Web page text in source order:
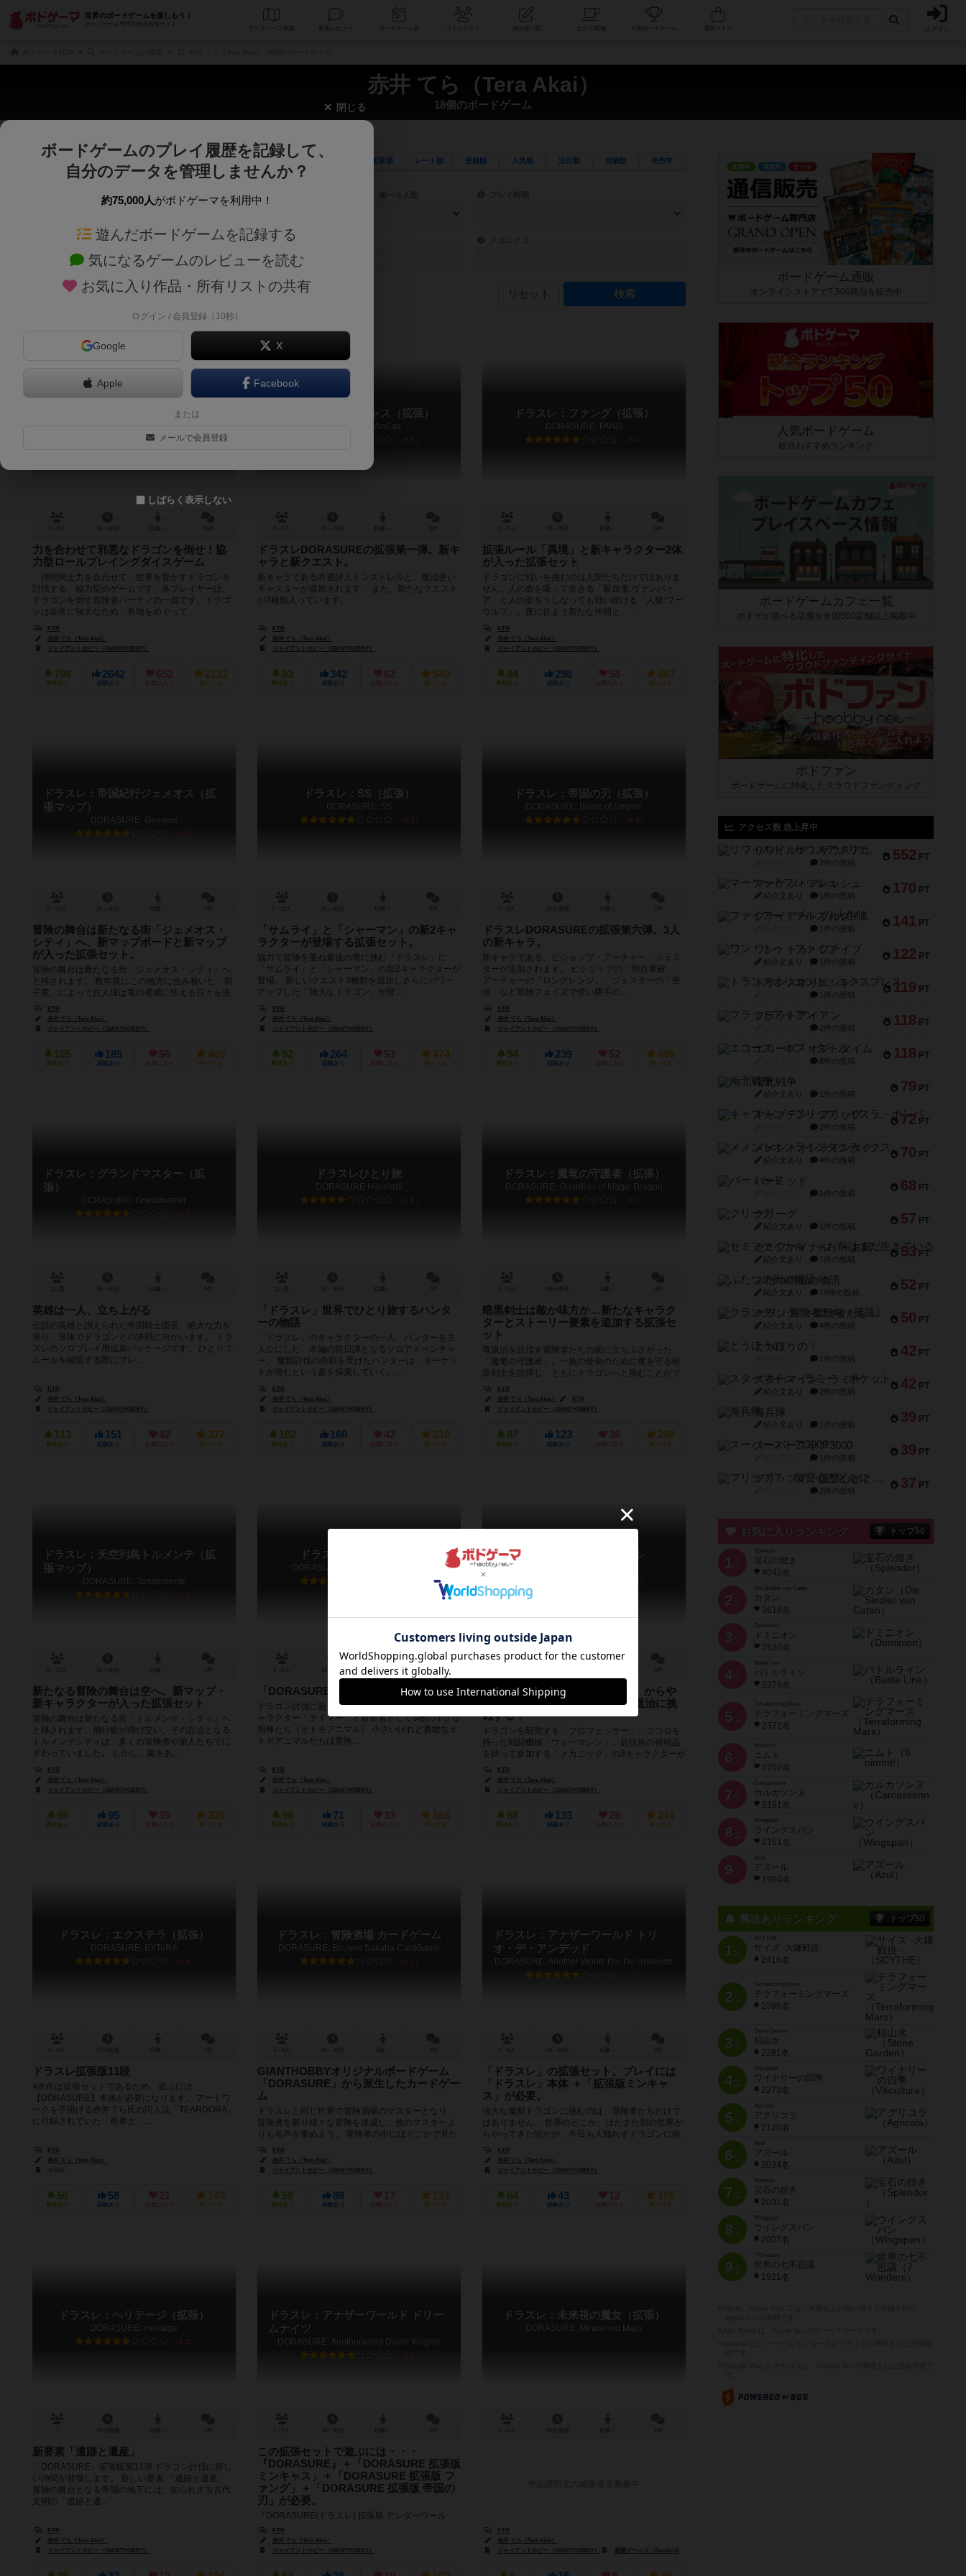
世界のボードゲームを楽しもう！
ボードゲーム専門の総合情報サイト
データベース コミュニティ 人気ボードゲーム ログイン
赤井 てら（Tera Akai）
18個のボードゲーム
じっくり表示 更新順 レート順 登録順 人気順 注目順 投稿数 発売年
商品名、商品説明文、デザイナー名、テーマ名、メカニクス名を対象にフリーワード検索ができます。
ゲームデザイナー名を指定して検索できます。
ゲームデザイナー 目安となる所要時間を指定することができます。マニュアルを読む時間や参加者へのルール説明時間は含まれていないため、初めて
対象年齢を指定します。 世界観や登場人物などモチーフ・ストーリーを指定することができます。直感的にゲームシステムを理解できるよう、中世ファンタジー・クッキング・海賊同士の対決など、ゲームコンセプトを絞
テーマ/フレーバー ゲーム性を構成するコアシステムです。主にボードゲームに慣れている方向けの絞込機能です。例えば「ダイスロール」はランダ
リセット
6.5
力を合わせて邪悪なドラゴンを倒せ！協
力型ロールプレイングダイスゲーム
仲間同士力を合わせて、世界を脅かすドラゴンを
討伐する、協力型のゲームです。各プレイヤーは、
ドラゴンを倒す冒険者パーティの一員です。ドラゴ
ンは非常に強大なため、各地をめぐって...
KTR
赤井 てら（Tera Akai）
ジャイアントホビー（GIANTHOBBY）
799
興味あり
2642
経験あり
652
お気に入り
2132
持ってる
ドラスレ：ミンキャス（拡張）
DORASURE: MinCas
6.4
ドラスレDORASUREの拡張第一弾。新キ
ャラと新クエスト。
新キャラである吟遊詩人ミンストレルと、魔法使い
キャスターが追加されます。 また、新たなクエスト
が3種類入っています。
KTR
赤井 てら（Tera Akai）
ジャイアントホビー（GIANTHOBBY）
93
興味あり
342
経験あり
62
お気に入り
540
持ってる
ドラスレ：ファング（拡張）
DORASURE: FANG
6.4
拡張ルール「異境」と新キャラクター2体
が入った拡張セット
ドラゴンに戦いを挑むのは人間たちだけではありま
せん。人の命を吸って生きる「吸血鬼:ヴァンパイ
ア」と人の姿をうしなっても戦い続ける「人狼:ワー
ウルフ」。夜に住まう新たな仲間と、...
KTR
赤井 てら（Tera Akai）
ジャイアントホビー（GIANTHOBBY）
94
興味あり
298
経験あり
58
お気に入り
497
持ってる
ドラスレ：帝国紀行ジェメオス（拡
張マップ）
DORASURE: Gemeos
6.5
冒険の舞台は新たなる街「ジェメオス・
シティ」へ、新マップボードと新マップ
が入った拡張セット。
冒険の舞台は新たなる街「ジェメオス・シティ」へ
と移されます。 数年前にこの地方に住み着いた「双
子竜」によって住人達は竜の脅威に怯える日々を送
っています。 凶悪な兄竜と狡猾...
KTR
赤井 てら（Tera Akai）
ジャイアントホビー（GIANTHOBBY）
105
興味あり
185
経験あり
56
お気に入り
409
持ってる
ドラスレ：SS（拡張）
DORASURE: SS
6.3
「サムライ」と「シャーマン」の新2キャ
ラクターが登場する拡張セット。
協力で冒険を重ね最後の竜に挑む『ドラスレ』に
「サムライ」と「シャーマン」の新2キャラクターが
登場。 新しいクエスト3種類を追加しさらにパワー
アップした「強大なドラゴン」が登...
KTR
赤井 てら（Tera Akai）
ジャイアントホビー（GIANTHOBBY）
92
興味あり
264
経験あり
53
お気に入り
474
持ってる
ドラスレ：帝国の刃（拡張）
DORASURE: Blade of Empire
6.5
ドラスレDORASUREの拡張第六弾。3人
の新キャラ。
新キャラである、ビショップ・アーチャー・ジェス
ターが追加されます。 ビショップの「弱点看破」、
アーチャーの「ロングレンジ」、ジェスターの「密
偵」など冒険フェイズで使い勝手の...
KTR
赤井 てら（Tera Akai）
ジャイアントホビー（GIANTHOBBY）
94
興味あり
239
経験あり
52
お気に入り
409
持ってる
ドラスレ：グランドマスター（拡
張）
DORASURE: Grandmaster
6.1
英雄は一人、立ち上がる
伝説の英雄と讃えられた帝国騎士団長、絶大な力を
操り、単体でドラゴンとの決戦に向かいます。 ドラ
スレのソロプレイ用追加パッケージです。 ひとりで
ルールを確認する際にプレ...
KTR
赤井 てら（Tera Akai）
ジャイアントホビー（GIANTHOBBY）
113
興味あり
151
経験あり
42
お気に入り
372
持ってる
ドラスレひとり旅
DORASURE Hitoritabi
5.9
「ドラスレ」世界でひとり旅するハンタ
ーの物語
「ドラスレ」のキャラクターの一人、ハンターを主
人公にした、本編の前日譚となるソロアドベンチャ
ー。 魔獣討伐の依頼を受けたハンターは、ターゲッ
トが潜むという森を探索していく。...
KTR
赤井 てら（Tera Akai）
ジャイアントホビー（GIANTHOBBY）
192
興味あり
160
経験あり
42
お気に入り
310
持ってる
ドラスレ：魔竜の守護者（拡張）
DORASURE: Guardian of Magic Dragon
6.5
暗黒剣士は敵か味方か…新たなキャラク
ターとストーリー要素を追加する拡張セ
ット
竜退治を目指す冒険者たちの前に立ちふさがった
「魔竜の守護者」。一族の使命のために竜を守る暗
黒剣士を説得し、ともにドラゴンへと挑むことがで
きるでしょうか。「魔竜の守護者」として...
KTR
赤井 てら（Tera Akai）
KTR
ジャイアントホビー（GIANTHOBBY）
87
興味あり
123
経験あり
36
お気に入り
289
持ってる
ドラスレ：天空列島トルメンテ（拡
張マップ）
DORASURE: Torutemente
6.4
新たなる冒険の舞台は空へ。新マップ・
新キャラクターが入った拡張セット
冒険の舞台は新たなる街「トルメンテ・シティ」へ
と移されます。飛行艇が飛び交い、その起点となる
トルメンテシティは、多くの冒険者や旅人たちでに
ぎわっていました。 しかし、嵐をあ...
KTR
赤井 てら（Tera Akai）
ジャイアントホビー（GIANTHOBBY）
98
興味あり
95
経験あり
35
お気に入り
228
持ってる
ドラスレ：小さな大冒険
DORASURE: Chiisana Daibouken
30分前後 10歳～ 5件
「DORASURE」拡張版第10弾
ドラゴン討伐に新しい冒険者が登場します。 追加キ
ャラクター「テイマー」と新要素として3種の小さな
相棒たち（オトモアニマル） 小さいけれど勇敢なオ
トモアニマルたちは冒険...
KTR
赤井 てら（Tera Akai）
ジャイアントホビー（GIANTHOBBY）
98
興味あり
71
経験あり
33
お気に入り
165
持ってる
ドラスレ：ユグドラシル
6.4
超技術研究機関「ユグドラシル」からや
って来た、2人と1機がドラゴン退治に挑
戦する！
ドラゴンを研究する「プロフェッサー」、ココロを
持った戦闘機械「ウォーマシン」、超技術の発明品
を持って参加する「メカニック」の3キャラクターが
追加されます。 特筆すべきはプロ...
KTR
赤井 てら（Tera Akai）
ジャイアントホビー（GIANTHOBBY）
88
興味あり
133
経験あり
28
お気に入り
241
持ってる
ドラスレ：エクステラ（拡張）
DORASURE: EXTeRA
6.5
ドラスレ拡張版11段
※本作は拡張セットであるため、遊ぶには
【DORASURE】本体が必要になります。 アートワ
ークを手掛ける赤井てら氏の同人誌「TEARDORA」
に付録されていた「竜拳士」...
KTR
赤井 てら（Tera Akai）
50
興味あり
58
経験あり
21
お気に入り
149
持ってる
ドラスレ：冒険酒場 カードゲーム
DORASURE: Bouken Sakaba CardGame
6.1
GIANTHOBBYオリジナルボードゲーム
「DORASURE」から派生したカードゲー
ム
ドラスレと同じ世界で冒険酒場のマスターとなり、
冒険者を募り様々な冒険を達成し、他のマスターよ
りも名声を集めよう。 冒険者の中にはどこかで見た
ようなキャラたちも？
KTR
赤井 てら（Tera Akai）
ジャイアントホビー（GIANTHOBBY）
58
興味あり
89
経験あり
17
お気に入り
131
持ってる
ドラスレ：アナザーワールド トリ
オ・デ・アンデッド
DORASURE: Another World Trio De Undeads
6.2
「ドラスレ」の拡張セット。プレイには
「ドラスレ」本体 ＋「拡張版ミンキャ
ス」が必要。
強大な魔獣ドラゴンに挑むのは、冒険者たちだけで
はありません。 世界のどこか、はたまた別の世界か
らやってきた誰かが、今日も人知れずドラゴンに挑
んでいるかもしれないのです。 ...
KTR
赤井 てら（Tera Akai）
ジャイアントホビー（GIANTHOBBY）
64
興味あり
43
経験あり
12
お気に入り
105
持ってる
ドラスレ：ヘリテージ（拡張）
DORASURE: Heritage
6.5
新要素「遺跡と遺産」
「DORASURE」拡張版第11弾 ドラゴン討伐に新し
い仲間が登場します。 新しい要素 「遺跡と遺産」
冒険の舞台となる帝国の地下には、知られざる古代
文明の「遺跡と遺...
KTR
赤井 てら（Tera Akai）
ジャイアントホビー（GIANTHOBBY）
ドラスレ：アナザーワールド ドリー
ムナイツ
DORASURE: Anotherworld Deam Knights
6.2
この拡張セットで遊ぶには・・・
『DORASURE』＋「DORASURE 拡張版
ミンキャス」＋「DORASURE 拡張版 フ
ァング」＋「DORASURE 拡張版 帝国の
刃」が必要。
『DORASURE(ドラスレ) 拡張版 アンダーワール
ド』シリーズは 今まで登場したキャラクターのビジ
ュアルを大きく変更し、 いつもと少しだけ違う
『DORASURE』を体...
KTR
赤井 てら（Tera Akai）
ジャイアントホビー（GIANTHOBBY）
ドラスレ：未来視の魔女（拡張）
DORASURE: Miraishino Majo
KTR
赤井 てら（Tera Akai）
ジャイアントホビー（GIANTHOBBY）
遊陽ゲームズ（Susabi Games）
ボードゲーム通販
オンラインストアで7,500商品を販売中
人気ボードゲーム
総合おすすめランキング
ボードゲームカフェ一覧
ボドゲが遊べる店舗を全国500店舗以上掲載中
ボドファン
ボードゲームに特化したクラウドファンディング
アクセス数 急上昇中
552 PT
リワイルド：サウスアメリカ
2件の投稿
170 PT
マーケットフレッシュ
紹介文あり 1件の投稿
141 PT
ファイアー・ブルズ / 火牛陣
1件の投稿
122 PT
ワン・トゥ・ファイブ
紹介文あり 1件の投稿
119 PT
トランスオリエント・エクスプレス
1件の投稿
118 PT
フラットアイアン
2件の投稿
118 PT
エコーズ・オブ・タイム
8件の投稿
79 PT
南北戦争
紹介文あり 1件の投稿
72 PT
キャプテン・フリップ：イスラ・ボンバ
2件の投稿
70 PT
メメントオンラインタクティクス
紹介文あり 4件の投稿
68 PT
パーミッド
1件の投稿
57 PT
クリーグ
紹介文あり 1件の投稿
53 PT
セミファイナル ～お前はまだ生きている～
紹介文あり 1件の投稿
52 PT
ふたつの街の物語
紹介文あり 18件の投稿
50 PT
クランク! ：冒険者たち（拡張）
紹介文あり 4件の投稿
42 PT
とうほうの！
1件の投稿
42 PT
スターマイン・ラミー ポケット
紹介文あり 2件の投稿
39 PT
海兵隊
紹介文あり 1件の投稿
39 PT
スーパーストア3000
1件の投稿
37 PT
フリップ７：復讐心とともに
2件の投稿
お気に入りランキング トップ50
1 位
宝石の煌き
4042名
2 位
Die Siedler von Catan
カタン
3618名
3 位
ドミニオン
2530名
4位
Battle Line
バトルライン
2379名
5 位
Terraforming Mars
テラフォーミングマーズ
2372名
6 位
ニムト
2202名
7 位
Carcassonne
カルカソンヌ
2191名
8 位
Wingspan
ウイングスパン
2151名
9 位
Azul
アズール
1904名
興味ありランキング トップ50
1位
SCYTHE
サイズ -大鎌戦役-
2416名
2位
Terraforming Mars
テラフォーミングマーズ
2396名
3位
Stone Garden
枯山水
2281名
4位
Viticulture
ワイナリーの四季
2273名
5位
Agricola
アグリコラ
2120名
6位
Azul
アズール
2034名
7位
宝石の煌き
2031名
8位
Wingspan
ウイングスパン
2007名
9位
7 Wonders
世界の七不思議
1921名
閉じる
ボードゲームのプレイ履歴を記録して、
自分のデータを管理しませんか？
約75,000人がボドゲーマを利用中！
遊んだボードゲームを記録する
気になるゲームのレビューを読む
お気に入り作品・所有リストの共有
ログイン / 会員登録（10秒）
Google X
Apple Facebook
または
メールで会員登録
しばらく表示しない